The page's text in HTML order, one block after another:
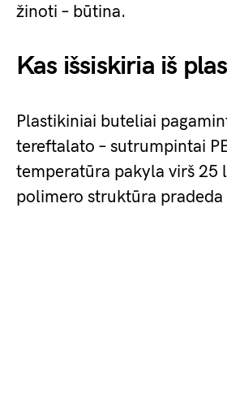
žinoti – būtina.
Kas išsiskiria iš
Plastikiniai buteliai
tereftalato – sutrumpintai
temperatūra pakyla virš 25
polimero struktūra